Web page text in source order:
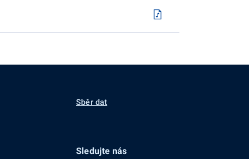
Sběr dat
Sledujte nás